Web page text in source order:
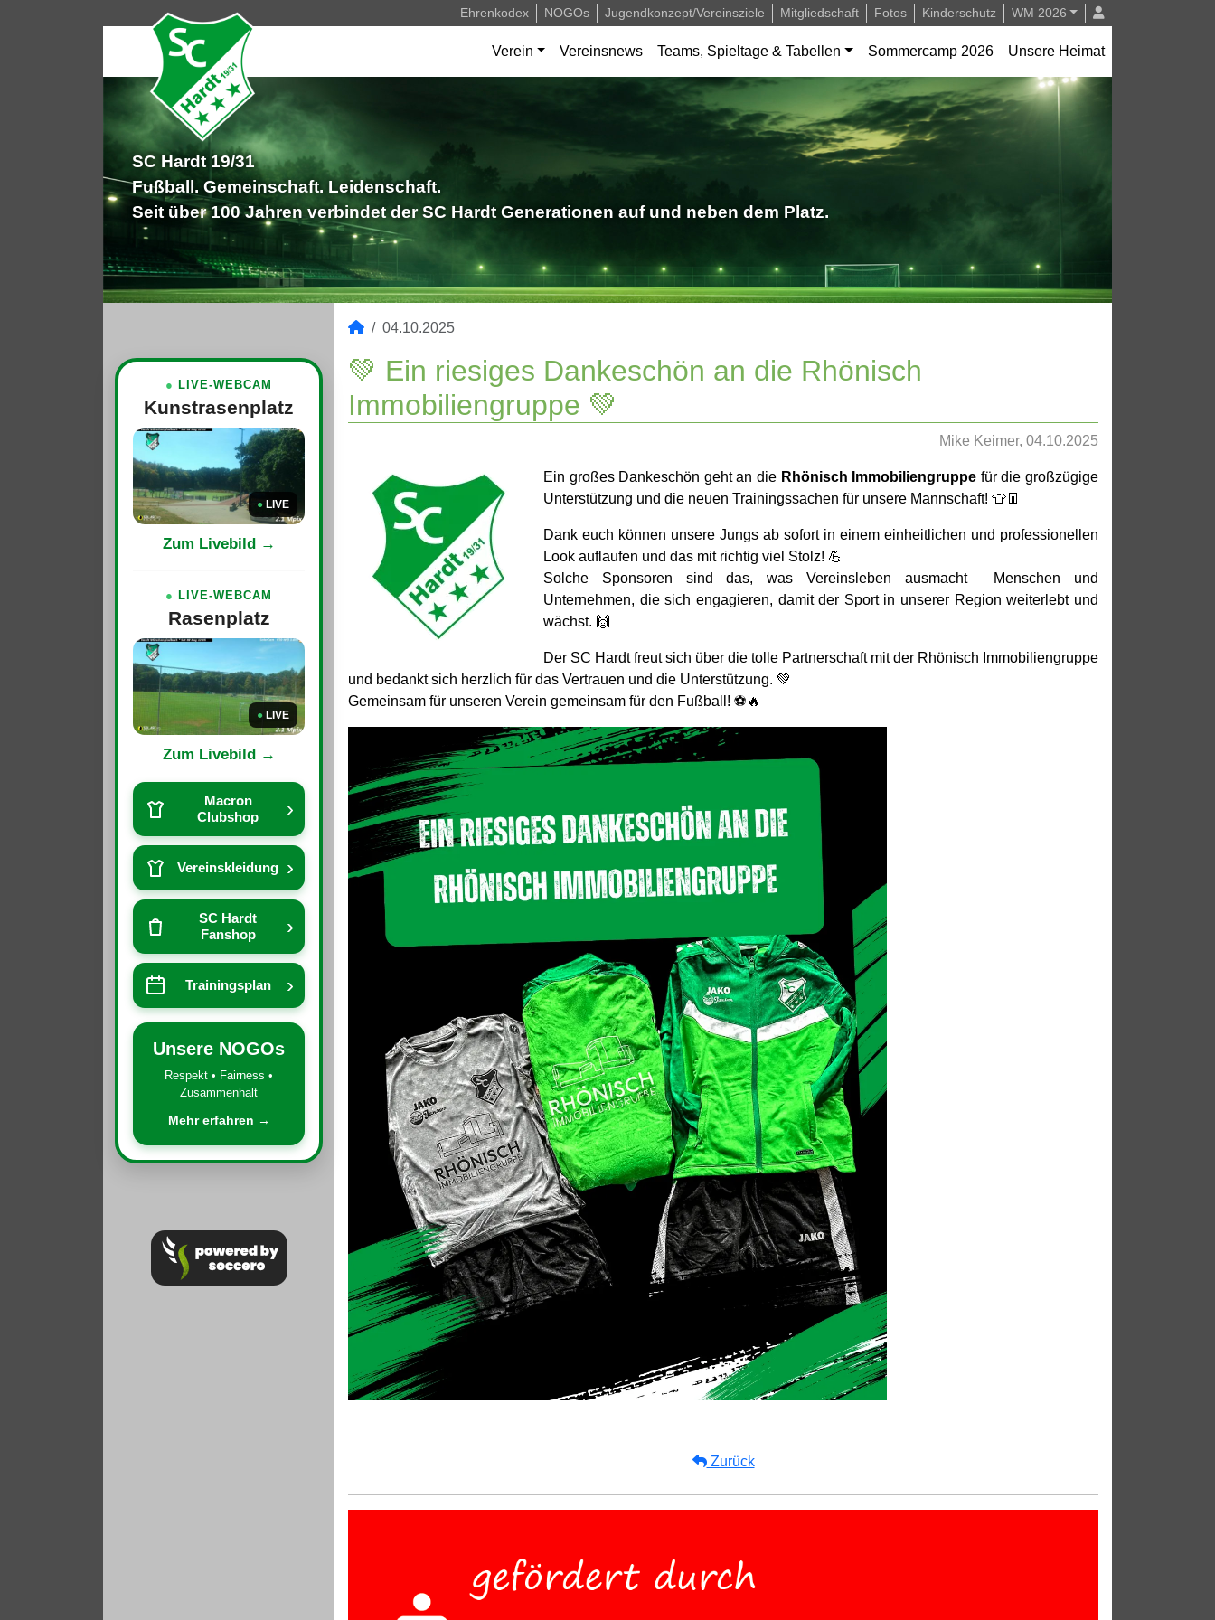
Ehrenkodex NOGOs Jugendkonzept/Vereinsziele Mitgliedschaft Fotos Kinderschutz WM 2026
Verein Vereinsnews Teams, Spieltage & Tabellen Sommercamp 2026 Unsere Heimat
SC Hardt 19/31
Fußball. Gemeinschaft. Leidenschaft.
Seit über 100 Jahren verbindet der SC Hardt Generationen auf und neben dem Platz.
● LIVE-WEBCAM
Kunstrasenplatz
● LIVE
Zum Livebild →
● LIVE-WEBCAM
Rasenplatz
● LIVE
Zum Livebild →
Macron
Clubshop
›
Vereinskleidung ›
SC Hardt
Fanshop
›
Trainingsplan ›
Unsere NOGOs
Respekt • Fairness •
Zusammenhalt
Mehr erfahren →
04.10.2025
💚 Ein riesiges Dankeschön an die Rhönisch
Immobiliengruppe 💚
Mike Keimer, 04.10.2025
Ein großes Dankeschön geht an die Rhönisch Immobiliengruppe für die großzügige
Unterstützung und die neuen Trainingssachen für unsere Mannschaft! 👕👖
Dank euch können unsere Jungs ab sofort in einem einheitlichen und professionellen
Look auflaufen und das mit richtig viel Stolz! 💪
Solche Sponsoren sind das, was Vereinsleben ausmacht Menschen und
Unternehmen, die sich engagieren, damit der Sport in unserer Region weiterlebt und
wächst. 🙌
Der SC Hardt freut sich über die tolle Partnerschaft mit der Rhönisch Immobiliengruppe
und bedankt sich herzlich für das Vertrauen und die Unterstützung. 💚
Gemeinsam für unseren Verein gemeinsam für den Fußball! ⚽🔥
Zurück